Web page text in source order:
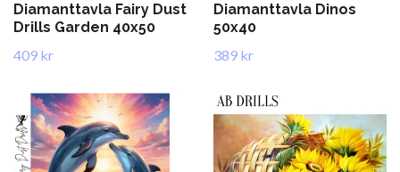
Diamanttavla Fairy Dust
Drills Garden 40x50
409 kr
Diamanttavla Dinos
50x40
389 kr